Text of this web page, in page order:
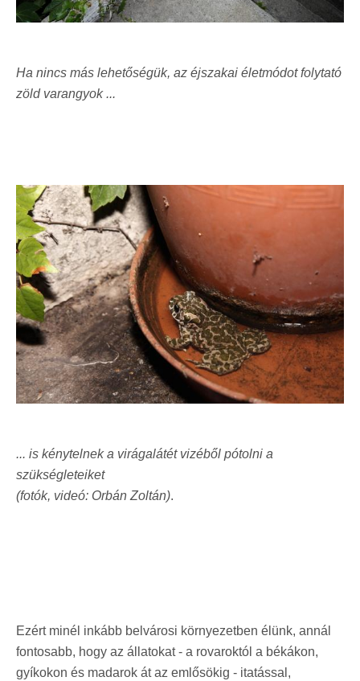
Ha nincs más lehetőségük, az éjszakai életmódot folytató
zöld varangyok ...
... is kénytelnek a virágalátét vizéből pótolni a
szükségleteiket
(fotók, videó: Orbán Zoltán).
Ezért minél inkább belvárosi környezetben élünk, annál
fontosabb, hogy az állatokat - a rovaroktól a békákon,
gyíkokon és madarok át az emlősökig - itatással,